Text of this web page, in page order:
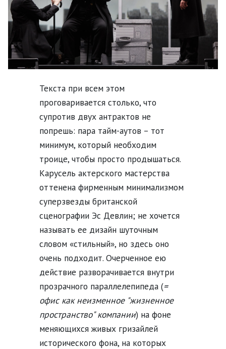
Текста при всем этом
проговаривается столько, что
супротив двух антрактов не
попрешь: пара тайм-аутов – тот
минимум, который необходим
троице, чтобы просто продышаться.
Карусель актерского мастерства
оттенена фирменным минимализмом
суперзвезды британской
сценографии Эс Девлин; не хочется
называть ее дизайн шуточным
словом «стильный», но здесь оно
очень подходит. Очерченное ею
действие разворачивается внутри
прозрачного параллелепипеда (=
офис как неизменное "жизненное
пространство" компании) на фоне
меняющихся живых гризайлей
исторического фона, на которых